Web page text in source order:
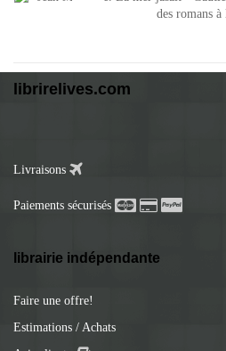
librirelives.com
Livraisons
Paiements sécurisés
librairie indépendante
Faire une offre!
Estimations / Achats